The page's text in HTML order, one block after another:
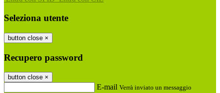
Seleziona utente
button close ×
Recupero password
button close ×
E-mail Verrà inviato un messaggio